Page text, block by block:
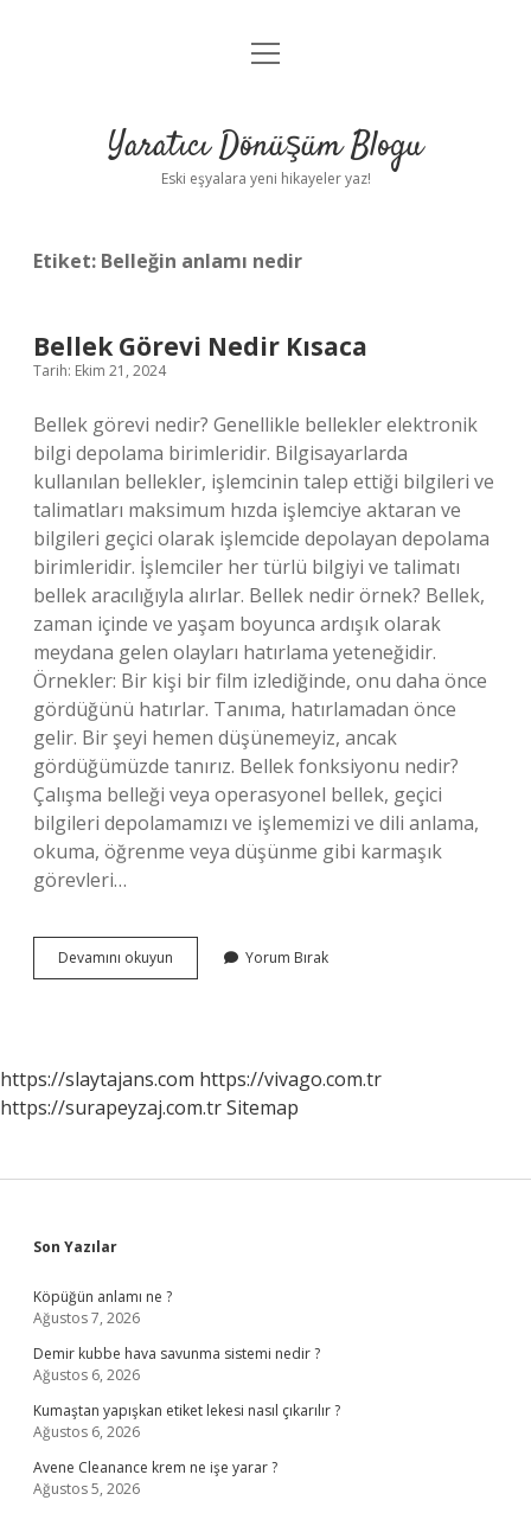
Anasayfa
Yasal Uyarı
menüyü
Yaratıcı Dönüşüm Blogu
Eski eşyalara yeni hikayeler yaz!
Etiket: Belleğin anlamı nedir
Bellek Görevi Nedir Kısaca
Tarih: Ekim 21, 2024
Bellek görevi nedir? Genellikle bellekler elektronik
bilgi depolama birimleridir. Bilgisayarlarda
kullanılan bellekler, işlemcinin talep ettiği bilgileri ve
talimatları maksimum hızda işlemciye aktaran ve
bilgileri geçici olarak işlemcide depolayan depolama
birimleridir. İşlemciler her türlü bilgiyi ve talimatı
bellek aracılığıyla alırlar. Bellek nedir örnek? Bellek,
zaman içinde ve yaşam boyunca ardışık olarak
meydana gelen olayları hatırlama yeteneğidir.
Örnekler: Bir kişi bir film izlediğinde, onu daha önce
gördüğünü hatırlar. Tanıma, hatırlamadan önce
gelir. Bir şeyi hemen düşünemeyiz, ancak
gördüğümüzde tanırız. Bellek fonksiyonu nedir?
Çalışma belleği veya operasyonel bellek, geçici
bilgileri depolamamızı ve işlememizi ve dili anlama,
okuma, öğrenme veya düşünme gibi karmaşık
görevleri…
Devamını okuyun
Görevi
Yorum Bırak
https://slaytajans.com https://vivago.com.tr
https://surapeyzaj.com.trSitemap
Sidebar
Son Yazılar
Köpüğün anlamı ne ?
Ağustos 7, 2026
Demir kubbe hava savunma sistemi nedir ?
Ağustos 6, 2026
Kumaştan yapışkan etiket lekesi nasıl çıkarılır ?
Ağustos 6, 2026
Avene Cleanance krem ne işe yarar ?
Ağustos 5, 2026